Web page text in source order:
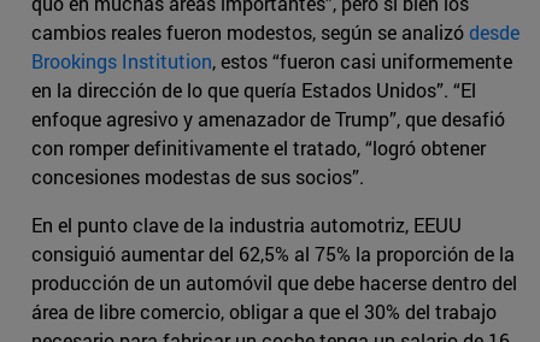
cambios reales fueron modestos, según se analizódesde
Brookings Institution, estos “fueron casi uniformemente
en la dirección de lo que quería Estados Unidos”. “El
enfoque agresivo y amenazador de Trump”, que desafió
con romper definitivamente el tratado, “logró obtener
concesiones modestas de sus socios”.
En el punto clave de la industria automotriz, EEUU
consiguió aumentar del 62,5% al 75% la proporción de la
producción de un automóvil que debe hacerse dentro del
área de libre comercio, obligar a que el 30% del trabajo